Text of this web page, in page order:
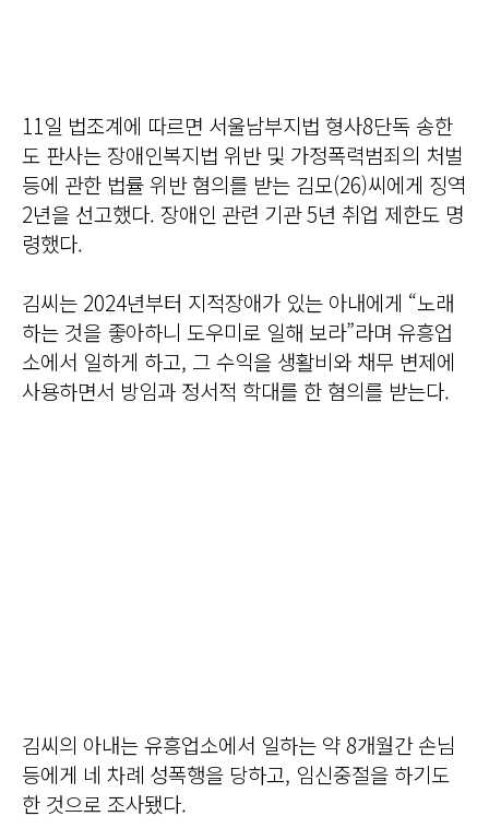
11일 법조계에 따르면 서울남부지법 형사8단독 송한
도 판사는 장애인복지법 위반 및 가정폭력범죄의 처벌
등에 관한 법률 위반 혐의를 받는 김모(26)씨에게 징역
2년을 선고했다. 장애인 관련 기관 5년 취업 제한도 명
령했다.
김씨는 2024년부터 지적장애가 있는 아내에게 “노래
하는 것을 좋아하니 도우미로 일해 보라”라며 유흥업
소에서 일하게 하고, 그 수익을 생활비와 채무 변제에
사용하면서 방임과 정서적 학대를 한 혐의를 받는다.
김씨의 아내는 유흥업소에서 일하는 약 8개월간 손님
등에게 네 차례 성폭행을 당하고, 임신중절을 하기도
한 것으로 조사됐다.